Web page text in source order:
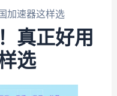
加速器这样选
真正好用
选